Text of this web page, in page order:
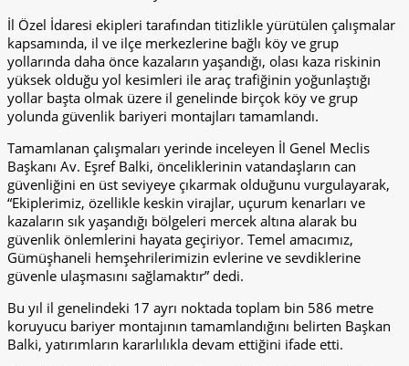
İl Özel İdaresi ekipleri tarafından titizlikle yürütülen çalışmalar
kapsamında, il ve ilçe merkezlerine bağlı köy ve grup
yollarında daha önce kazaların yaşandığı, olası kaza riskinin
yüksek olduğu yol kesimleri ile araç trafiğinin yoğunlaştığı
yollar başta olmak üzere il genelinde birçok köy ve grup
yolunda güvenlik bariyeri montajları tamamlandı.
Tamamlanan çalışmaları yerinde inceleyen İl Genel Meclis
Başkanı Av. Eşref Balki, önceliklerinin vatandaşların can
güvenliğini en üst seviyeye çıkarmak olduğunu vurgulayarak,
“Ekiplerimiz, özellikle keskin virajlar, uçurum kenarları ve
kazaların sık yaşandığı bölgeleri mercek altına alarak bu
güvenlik önlemlerini hayata geçiriyor. Temel amacımız,
Gümüşhaneli hemşehrilerimizin evlerine ve sevdiklerine
güvenle ulaşmasını sağlamaktır” dedi.
Bu yıl il genelindeki 17 ayrı noktada toplam bin 586 metre
koruyucu bariyer montajının tamamlandığını belirten Başkan
Balki, yatırımların kararlılıkla devam ettiğini ifade etti.